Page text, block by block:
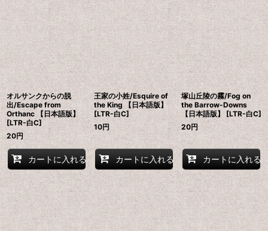
オルサンクからの脱
出/Escape from
Orthanc 【日本語版】
[LTR-白C]
20円
カートに入れる
王家の小姓/Esquire of
the King 【日本語版】
[LTR-白C]
10円
カートに入れる
塚山丘陵の霧/Fog on
the Barrow-Downs
【日本語版】 [LTR-白C]
20円
カートに入れる